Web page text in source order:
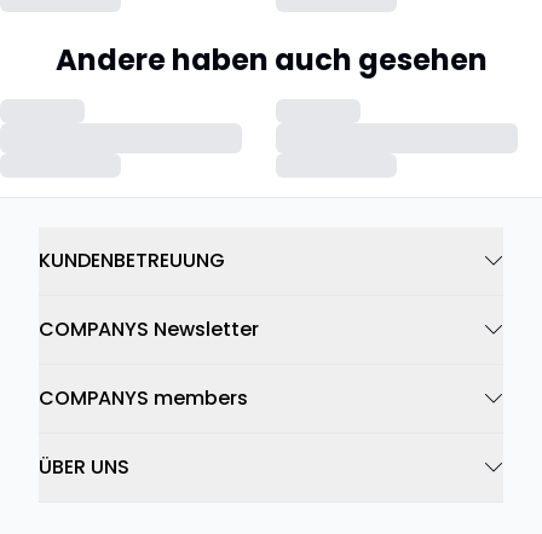
Andere haben auch gesehen
KUNDENBETREUUNG
COMPANYS Newsletter
COMPANYS members
ÜBER UNS